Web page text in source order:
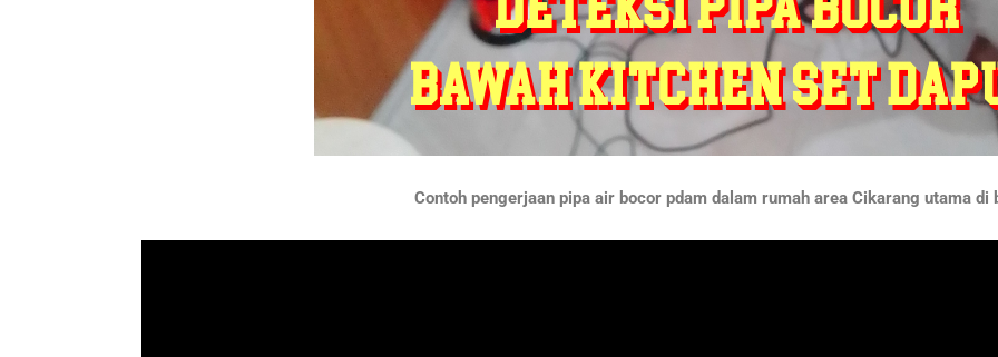
Contoh pengerjaan pipa air bocor pdam dalam rumah area Cikarang utama di